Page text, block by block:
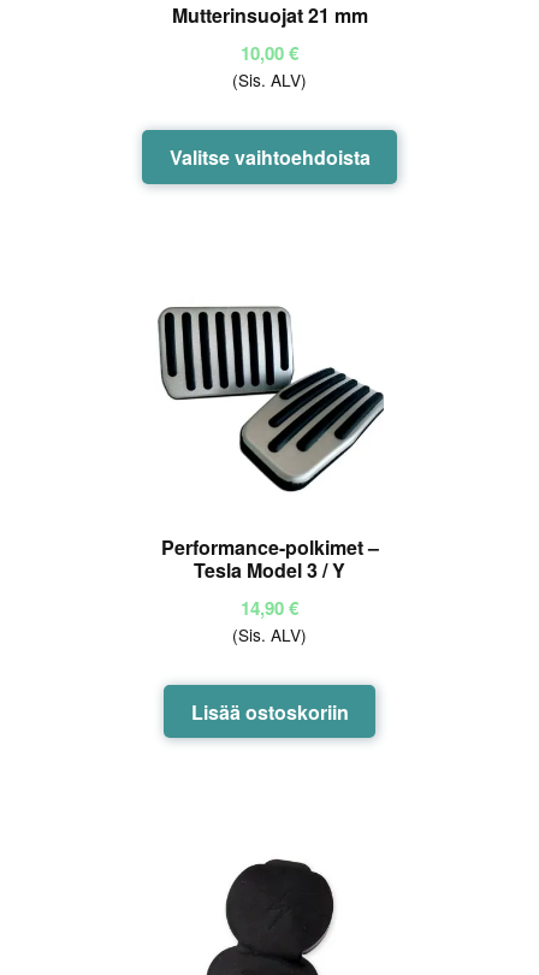
Mutterinsuojat 21 mm
10,00€
(Sis. ALV)
Valitse vaihtoehdoista
Tällä
tuotteella
Performance-polkimet –
Tesla Model 3 / Y
14,90€
(Sis. ALV)
Lisää ostoskoriin